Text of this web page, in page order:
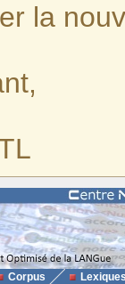
la
Corpus